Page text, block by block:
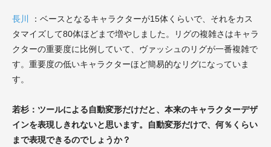
長川
：ベースとなるキャラクターが15体くらいで、それをカス
タマイズして80体ほどまで増やしました。リグの複雑さはキャラ
クターの重要度に比例していて、ヴァッシュのリグが一番複雑で
す。重要度の低いキャラクターほど簡易的なリグになっていま
す。
若杉：ツールによる自動変形だけだと、本来のキャラクターデザ
インを表現しきれないと思います。自動変形だけで、何％くらい
まで表現できるのでしょうか？